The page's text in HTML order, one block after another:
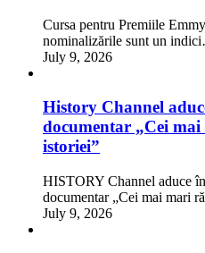
Cursa pentru Premiile
nominalizările sunt un
July 9, 2026
History Channel
documentar „Cei
istoriei”
HISTORY Channel aduce
documentar „Cei mai mari
July 9, 2026